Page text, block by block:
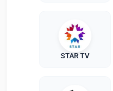
STAR TV